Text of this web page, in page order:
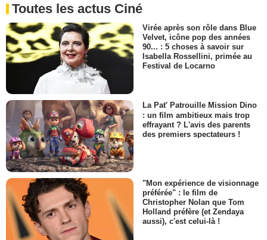
Toutes les actus Ciné
Virée après son rôle dans Blue
Velvet, icône pop des années
90... : 5 choses à savoir sur
Isabella Rossellini, primée au
Festival de Locarno
La Pat' Patrouille Mission Dino
: un film ambitieux mais trop
effrayant ? L'avis des parents
des premiers spectateurs !
"Mon expérience de visionnage
préférée" : le film de
Christopher Nolan que Tom
Holland préfère (et Zendaya
aussi), c'est celui-là !